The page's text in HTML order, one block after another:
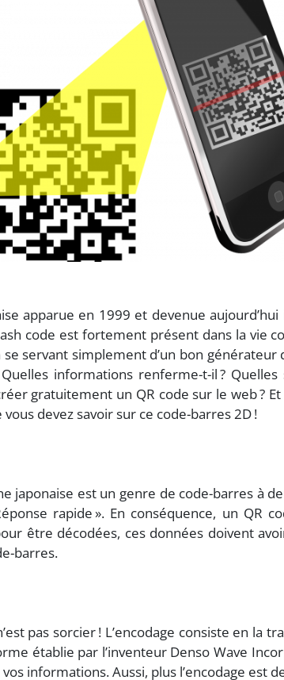
apparue en 1999 et devenue
code est fortement présent dans la vie
servant simplement d’un bon générateur
informations renferme-t-il ?
gratuitement un QR code sur le web ?
devez savoir sur ce code-barres 2D !
japonaise est un genre de code-barres à
rapide ». En conséquence, un
être décodées, ces données doivent
barres.
pas sorcier ! L’encodage consiste en la
établie par l’inventeur Denso Wave
informations. Aussi, plus l’encodage est